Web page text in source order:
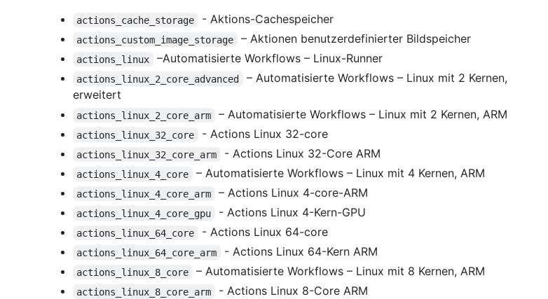
actions_cache_storage - Aktions-Cachespeicher
actions_custom_image_storage – Aktionen benutzerdefinierter Bildspeicher
actions_linux –Automatisierte Workflows – Linux-Runner
actions_linux_2_core_advanced
– Automatisierte Workflows – Linux mit 2 Kernen,
erweitert
actions_linux_2_core_arm – Automatisierte Workflows – Linux mit 2 Kernen, ARM
actions_linux_32_core - Actions Linux 32-core
actions_linux_32_core_arm - Actions Linux 32-Core ARM
actions_linux_4_core – Automatisierte Workflows – Linux mit 4 Kernen, ARM
actions_linux_4_core_arm – Actions Linux 4-core-ARM
actions_linux_4_core_gpu - Actions Linux 4-Kern-GPU
actions_linux_64_core - Actions Linux 64-core
actions_linux_64_core_arm - Actions Linux 64-Kern ARM
actions_linux_8_core – Automatisierte Workflows – Linux mit 8 Kernen, ARM
actions_linux_8_core_arm - Actions Linux 8-Core ARM